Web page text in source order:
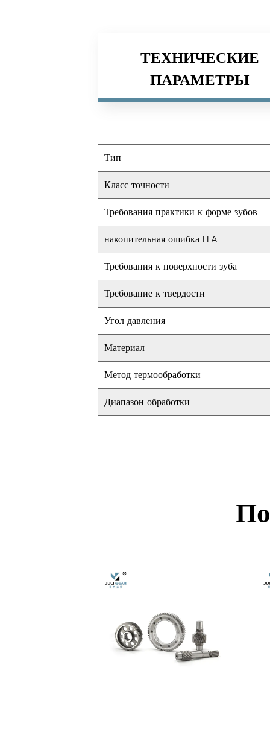
ТЕХНИЧЕСКИЕ
ПАРАМЕТРЫ
Тип
Класс точности
Требования практики к форме зубов
накопительная ошибка FFA
Требования к поверхности зуба
Требование к твердости
Угол давления
Материал
Метод термообработки
Диапазон обработки